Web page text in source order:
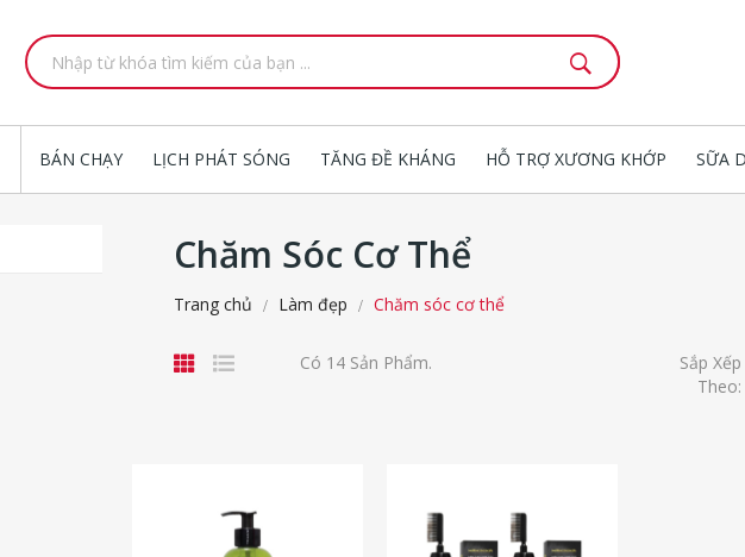
BÁN CHẠY LỊCH PHÁT SÓNG TĂNG ĐỀ KHÁNG HỖ TRỢ XƯƠNG KHỚP SỮA
Chăm Sóc Cơ Thể
Trang chủ Làm đẹp Chăm sóc cơ thể
Có 14 Sản Phẩm.
Sắp Xếp
Theo: